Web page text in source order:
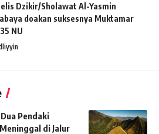
Dzikir/Sholawat Al-Yasmin
doakan suksesnya Muktamar
NU
Pendaki
di Jalur